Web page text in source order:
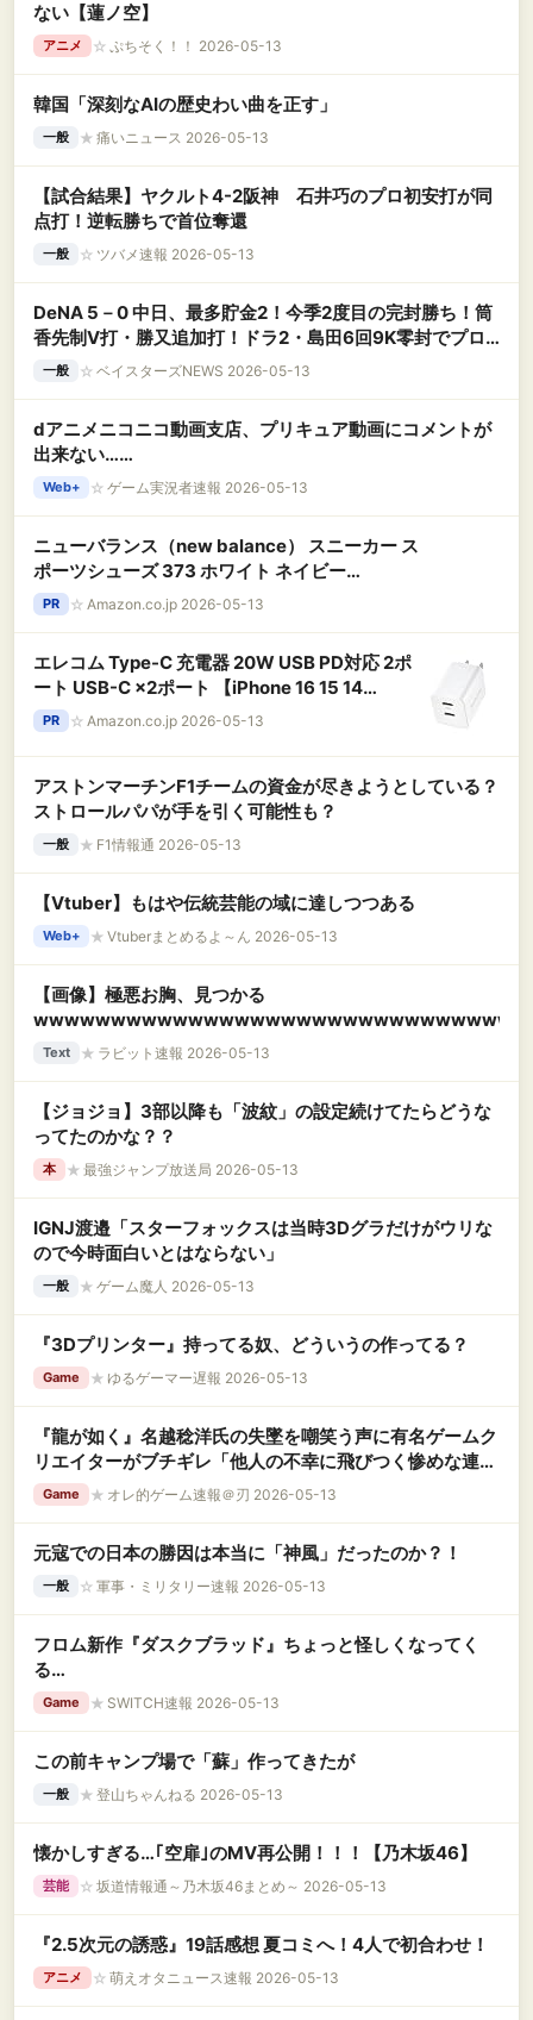
ない【蓮ノ空】
アニメ ☆ ぷちそく！！ 2026-05-13
韓国「深刻なAIの歴史わい曲を正す」
一般 ★ 痛いニュース 2026-05-13
【試合結果】ヤクルト4-2阪神 石井巧のプロ初安打が同
点打！逆転勝ちで首位奪還
一般 ☆ ツバメ速報 2026-05-13
DeNA 5－0 中日、最多貯金2！今季2度目の完封勝ち！筒
香先制V打・勝又追加打！ドラ2・島田6回9K零封でプロ
初白星
一般 ☆ ベイスターズNEWS 2026-05-13
dアニメニコニコ動画支店、プリキュア動画にコメントが
出来ない……
Web+ ☆ ゲーム実況者速報 2026-05-13
ニューバランス（new balance） スニーカー ス
ポーツシューズ 373 ホワイト ネイビー
M3735I3D スポーツ カジュアルシューズ（ホワ
イト×ネイビー/２６．５/Men's）
PR ☆ Amazon.co.jp 2026-05-13
エレコム Type-C 充電器 20W USB PD対応 2ポ
ート USB-C ×2ポート 【iPhone 16 15 14
Android 等対応】 ホワイト EC-AC3520WH
PR ☆ Amazon.co.jp 2026-05-13
アストンマーチンF1チームの資金が尽きようとしている？
ストロールパパが手を引く可能性も？
一般 ★ F1情報通 2026-05-13
【Vtuber】もはや伝統芸能の域に達しつつある
Web+ ★ Vtuberまとめるよ～ん 2026-05-13
【画像】極悪お胸、見つかる
Text ★ ラビット速報 2026-05-13
【ジョジョ】3部以降も「波紋」の設定続けてたらどうな
ってたのかな？？
本 ★ 最強ジャンプ放送局 2026-05-13
IGNJ渡邉「スターフォックスは当時3Dグラだけがウリな
ので今時面白いとはならない」
一般 ★ ゲーム魔人 2026-05-13
『3Dプリンター』持ってる奴、どういうの作ってる？
Game ★ ゆるゲーマー遅報 2026-05-13
『龍が如く』名越稔洋氏の失墜を嘲笑う声に有名ゲームク
リエイターがブチギレ「他人の不幸に飛びつく惨めな連
中」「挑戦者を笑って、自分は誇れることをしたのか」
Game ★ オレ的ゲーム速報＠刃 2026-05-13
元寇での日本の勝因は本当に「神風」だったのか？！
一般 ☆ 軍事・ミリタリー速報 2026-05-13
フロム新作『ダスクブラッド』ちょっと怪しくなってく
る…
Game ★ SWITCH速報 2026-05-13
この前キャンプ場で「蘇」作ってきたが
一般 ★ 登山ちゃんねる 2026-05-13
懐かしすぎる…｢空扉｣のMV再公開！！！【乃木坂46】
芸能 ☆ 坂道情報通～乃木坂46まとめ～ 2026-05-13
『2.5次元の誘惑』19話感想 夏コミへ！4人で初合わせ！
アニメ ☆ 萌えオタニュース速報 2026-05-13